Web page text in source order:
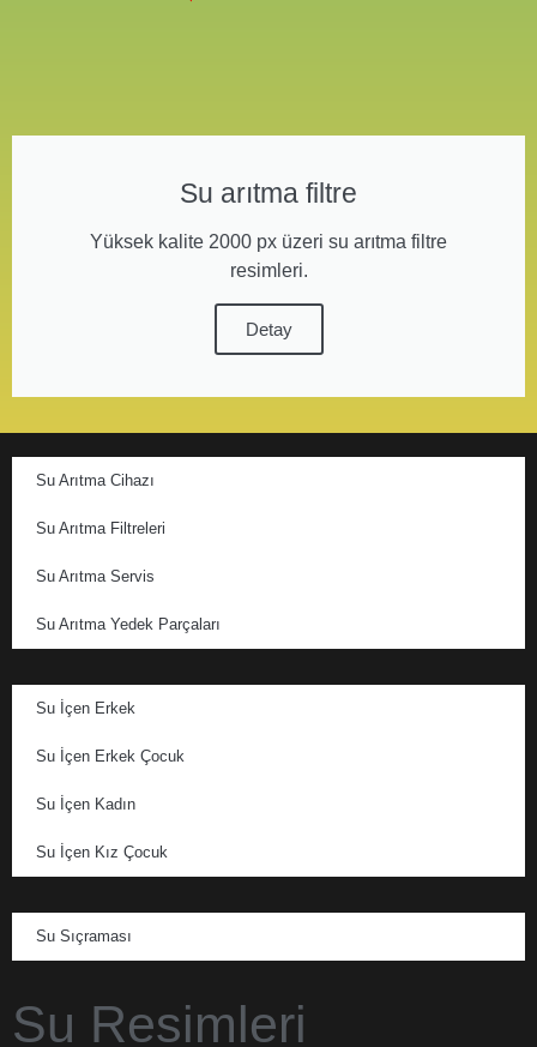
Su arıtma filtre
Yüksek kalite 2000 px üzeri su arıtma filtre
resimleri.
Detay
Su Arıtma Cihazı
Su Arıtma Filtreleri
Su Arıtma Servis
Su Arıtma Yedek Parçaları
Su İçen Erkek
Su İçen Erkek Çocuk
Su İçen Kadın
Su İçen Kız Çocuk
Su Sıçraması
Su Resimleri